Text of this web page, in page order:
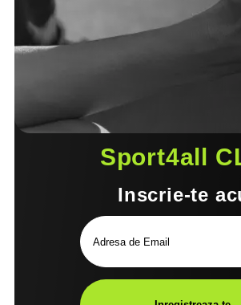
Sport4all
Inscrie-te